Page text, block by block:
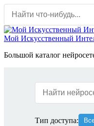
Перейти
содержанию
Мой Искусственный
Большой каталог
Тип доступа: